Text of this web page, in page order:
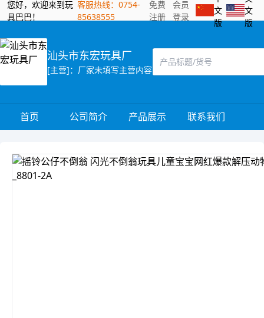
您好，欢迎来到玩
具巴巴！
客服热线：0754-
85638555
免费
注册
会员
登录
文
版
文
版
汕头市东宏玩具厂
[主营]：厂家未填写主营内容
首页 公司简介 产品展示 联系我们